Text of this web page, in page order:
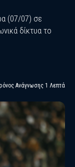
(07/07) σε
δίκτυα το
Ανάγνωσης 1 Λεπτά